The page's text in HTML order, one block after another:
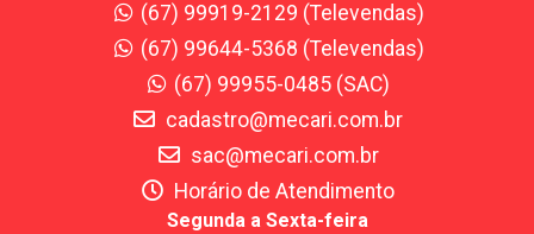
(67) 99919-2129 (Televendas)
(67) 99644-5368 (Televendas)
(67) 99955-0485 (SAC)
cadastro@mecari.com.br
sac@mecari.com.br
Horário de Atendimento
Segunda a Sexta-feira